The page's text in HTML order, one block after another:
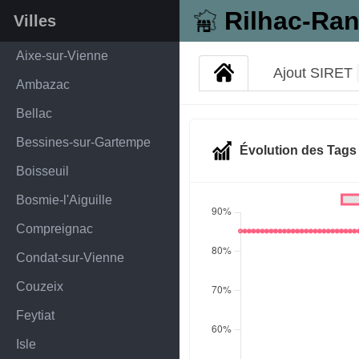
Rilhac-
Villes
Aixe-sur-Vienne
Ambazac
Bellac
Bessines-sur-Gartempe
Boisseuil
Bosmie-l'Aiguille
Compreignac
Condat-sur-Vienne
Couzeix
Feytiat
Isle
Ajout SIRET
Évolution des